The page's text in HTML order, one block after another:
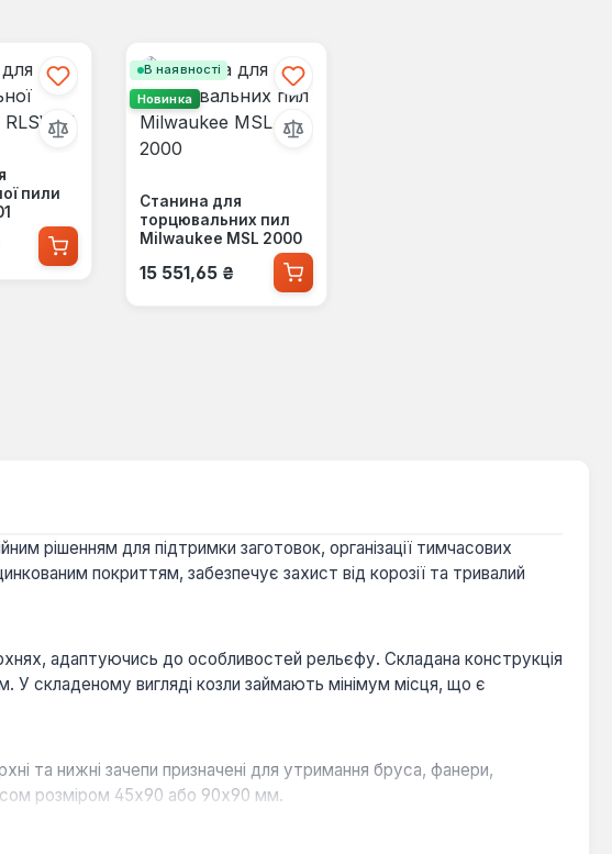
пили
В наявності
Новинка
Станина для
торцювальних пил
Milwaukee MSL 2000
Звичайна ціна:
15 551,65 ₴
рішенням для підтримки заготовок, організації тимчасових
покриттям, забезпечує захист від корозії та тривалий
адаптуючись до особливостей рельєфу. Складана конструкція
У складеному вигляді козли займають мінімум місця, що є
та нижні зачепи призначені для утримання бруса, фанери,
розміром 45х90 або 90х90 мм.